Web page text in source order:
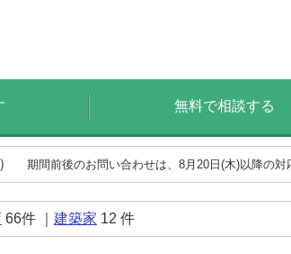
無料で相談する
） 期間前後のお問い合わせは、8月20日(木)以降の
66件 ｜ 建築家 12 件